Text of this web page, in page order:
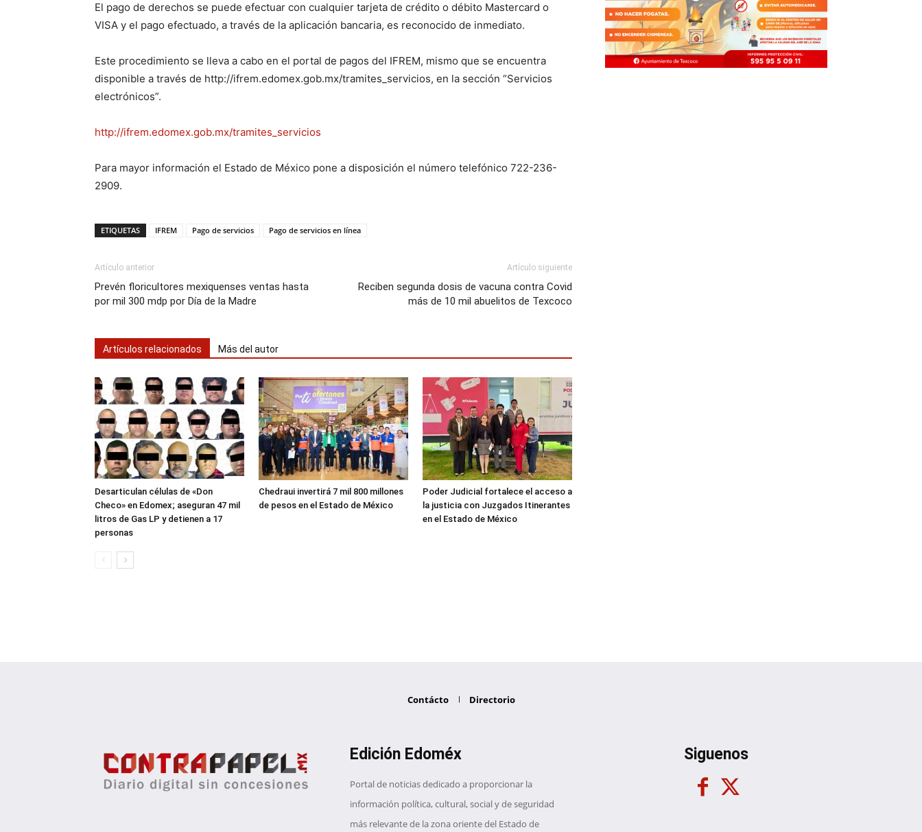
El pago de derechos se puede efectuar con cualquier tarjeta de crédito o débito Mastercard o
VISA y el pago efectuado, a través de la aplicación bancaria, es reconocido de inmediato.
Este procedimiento se lleva a cabo en el portal de pagos del IFREM, mismo que se encuentra
disponible a través de http://ifrem.edomex.gob.mx/tramites_servicios, en la sección “Servicios
electrónicos”.
http://ifrem.edomex.gob.mx/tramites_servicios
Para mayor información el Estado de México pone a disposición el número telefónico 722-236-
2909.
ETIQUETAS IFREM Pago de servicios Pago de servicios en línea
Artículo anterior
Prevén floricultores mexiquenses ventas hasta
por mil 300 mdp por Día de la Madre
Artículo siguiente
Reciben segunda dosis de vacuna contra Covid
más de 10 mil abuelitos de Texcoco
Artículos relacionados Más del autor
Desarticulan células de «Don
Checo» en Edomex; aseguran 47 mil
litros de Gas LP y detienen a 17
personas
Chedraui invertirá 7 mil 800 millones
de pesos en el Estado de México
Poder Judicial fortalece el acceso a
la justicia con Juzgados Itinerantes
en el Estado de México
Contácto Directorio
Edición Edoméx
Portal de noticias dedicado a proporcionar la
información política, cultural, social y de seguridad
más relevante de la zona oriente del Estado de
Siguenos